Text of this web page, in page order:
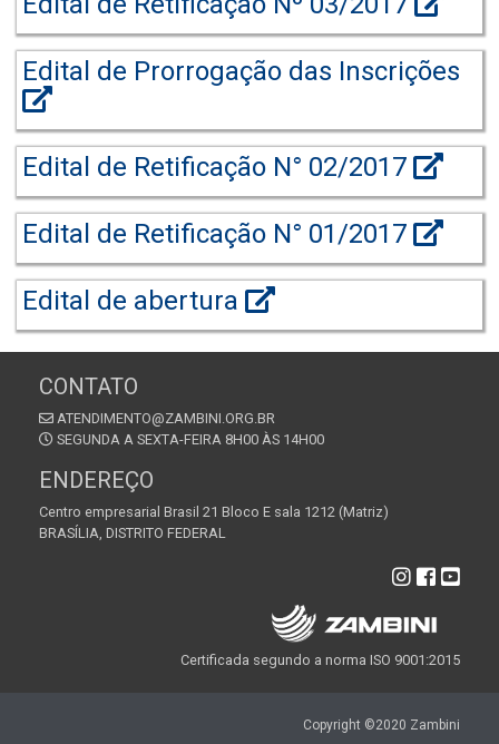
Edital de Prorrogação das Inscrições
Edital de Retificação N° 02/2017
Edital de Retificação N° 01/2017
Edital de abertura
CONTATO
ATENDIMENTO@ZAMBINI.ORG.BR
SEGUNDA A SEXTA-FEIRA 8H00 ÀS 14H00
ENDEREÇO
Centro empresarial Brasil 21 Bloco E sala 1212 (Matriz)
BRASÍLIA, DISTRITO FEDERAL
Certificada segundo a norma ISO 9001:2015
Copyright ©2020 Zambini